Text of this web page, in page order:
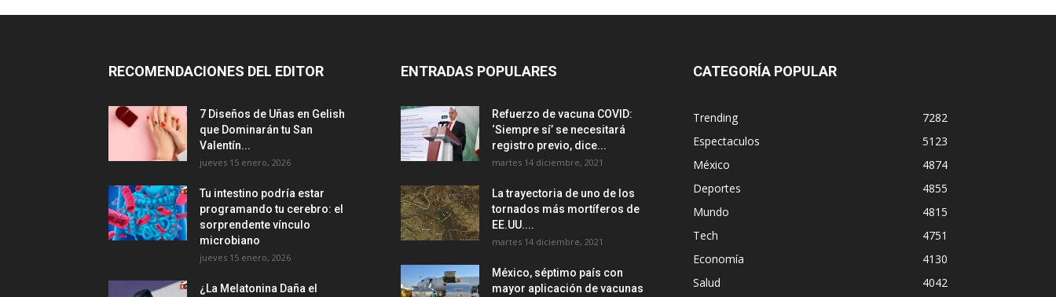
RECOMENDACIONES DEL EDITOR
7 Diseños de Uñas en Gelish
que Dominarán tu San
Valentín...
jueves 15 enero, 2026
Tu intestino podría estar
programando tu cerebro: el
sorprendente vínculo
microbiano
jueves 15 enero, 2026
¿La Melatonina Daña el
ENTRADAS POPULARES
Refuerzo de vacuna COVID:
‘Siempre sí’ se necesitará
registro previo, dice...
martes 14 diciembre, 2021
La trayectoria de uno de los
tornados más mortíferos de
EE.UU....
martes 14 diciembre, 2021
México, séptimo país con
mayor aplicación de vacunas
CATEGORÍA POPULAR
Trending
7282
Espectaculos
5123
México
4874
Deportes
4855
Mundo
4815
Tech
4751
Economía
4130
Salud
4042